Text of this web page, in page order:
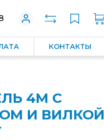
КОНТАКТЫ
4М С
И ВИЛКОЙ